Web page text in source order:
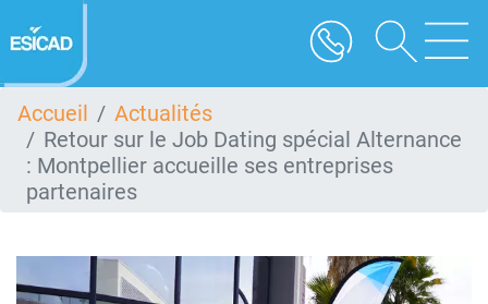
au
contenu
Accueil
Actualités
Retour sur le Job Dating spécial Alternance
: Montpellier accueille ses entreprises
partenaires